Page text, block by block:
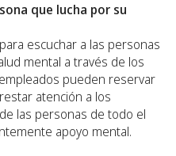
que lucha por su
escuchar a las personas
mental a través de los
pueden reservar
atención a los
las personas de todo el
apoyo mental.